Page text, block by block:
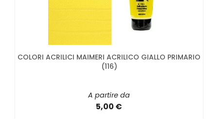
COLORI ACRILICI MAIMERI ACRILICO GIALLO PRIMARIO
(116)
A partire da
5,00 €